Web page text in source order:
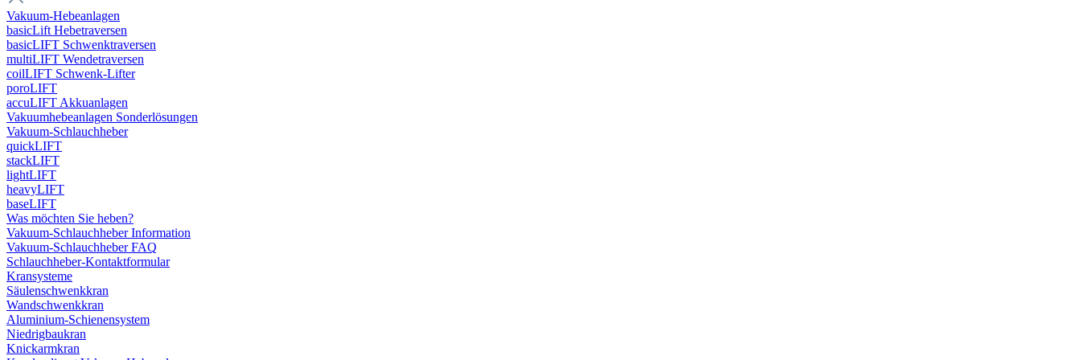
Vakuum-Hebeanlagen
basicLift Hebetraversen
basicLIFT Schwenktraversen
multiLIFT Wendetraversen
coilLIFT Schwenk-Lifter
poroLIFT
accuLIFT Akkuanlagen
Vakuumhebeanlagen Sonderlösungen
Vakuum-Schlauchheber
quickLIFT
stackLIFT
lightLIFT
heavyLIFT
baseLIFT
Was möchten Sie heben?
Vakuum-Schlauchheber Information
Vakuum-Schlauchheber FAQ
Schlauchheber-Kontaktformular
Kransysteme
Säulenschwenkkran
Wandschwenkkran
Aluminium-Schienensystem
Niedrigbaukran
Knickarmkran